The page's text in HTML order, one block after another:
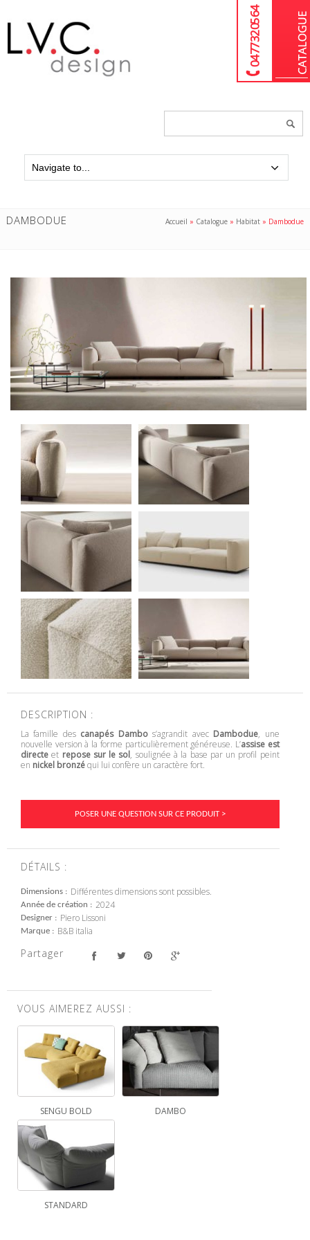
04 77 32 05 64
DAMBODUE Accueil » Catalogue » Habitat » Dambodue
DESCRIPTION :
La famille des canapés Dambos’agrandit avec Dambodue, une
nouvelle version à la forme particulièrement généreuse. L’assise est
directe et repose sur le sol, soulignée à la base par un profil peint
en nickel bronzéqui lui confère un caractère fort.
POSER UNE QUESTION SUR CE PRODUIT >
DÉTAILS :
Dimensions Différentes dimensions sont possibles.
Année de création 2024
Designer Piero Lissoni
Marque B&B italia
Partager
VOUS AIMEREZ AUSSI :
SENGU BOLD DAMBO
STANDARD